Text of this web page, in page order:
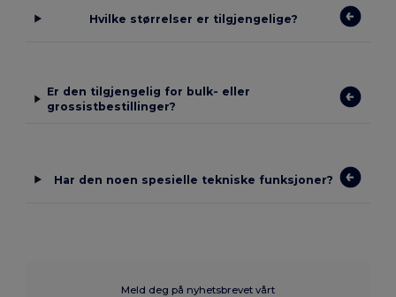
Hvilke størrelser er tilgjengelige?
Er den tilgjengelig for bulk- eller
grossistbestillinger?
Har den noen spesielle tekniske funksjoner?
Meld deg på nyhetsbrevet vårt